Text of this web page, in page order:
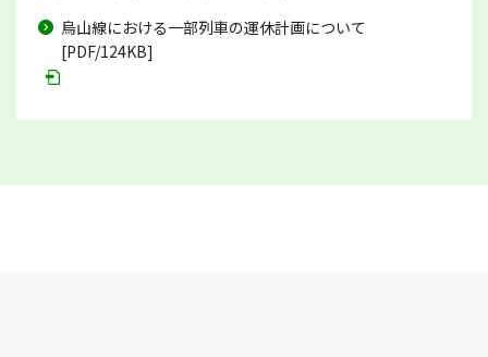
烏山線における一部列車の運休計画について
[PDF/124KB]